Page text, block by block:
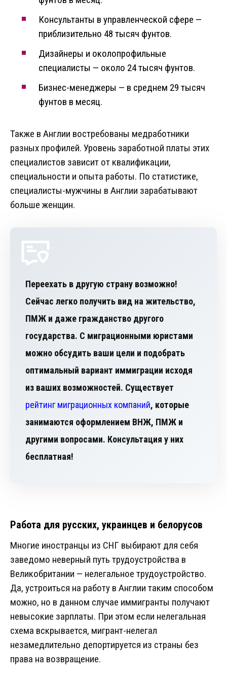
Консультанты в управленческой сфере —
приблизительно 48 тысяч фунтов.
Дизайнеры и околопрофильные
специалисты — около 24 тысяч фунтов.
Бизнес-менеджеры — в среднем 29 тысяч
фунтов в месяц.
Также в Англии востребованы медработники
разных профилей. Уровень заработной платы этих
специалистов зависит от квалификации,
специальности и опыта работы. По статистике,
специалисты-мужчины в Англии зарабатывают
больше женщин.
Переехать в другую страну возможно!
Сейчас легко получить вид на жительство,
ПМЖ и даже гражданство другого
государства. С миграционными юристами
можно обсудить ваши цели и подобрать
оптимальный вариант иммиграции исходя
из ваших возможностей. Существует
рейтинг миграционных компаний, которые
занимаются оформлением ВНЖ, ПМЖ и
другими вопросами. Консультация у них
бесплатная!
Работа для русских, украинцев и белорусов
Многие иностранцы из СНГ выбирают для себя
заведомо неверный путь трудоустройства в
Великобритании — нелегальное трудоустройство.
Да, устроиться на работу в Англии таким способом
можно, но в данном случае иммигранты получают
невысокие зарплаты. При этом если нелегальная
схема вскрывается, мигрант-нелегал
незамедлительно депортируется из страны без
права на возвращение.